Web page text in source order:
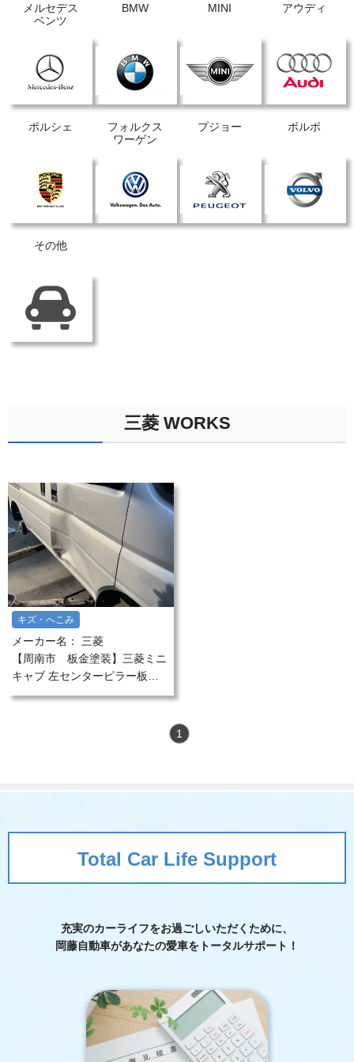
メルセデス
ベンツ
BMW MINI アウディ
ポルシェ
フォルクス
ワーゲン
プジョー ボルボ
その他
三菱 WORKS
キズ・へこみ
メーカー名： 三菱
【周南市 板金塗装】三菱ミニ
キャブ 左センターピラー板金
塗装 ピラー脱着作業のご依頼
1
Total Car Life Support
充実のカーライフをお過ごしいただくために、
岡藤自動車があなたの愛車をトータルサポート！